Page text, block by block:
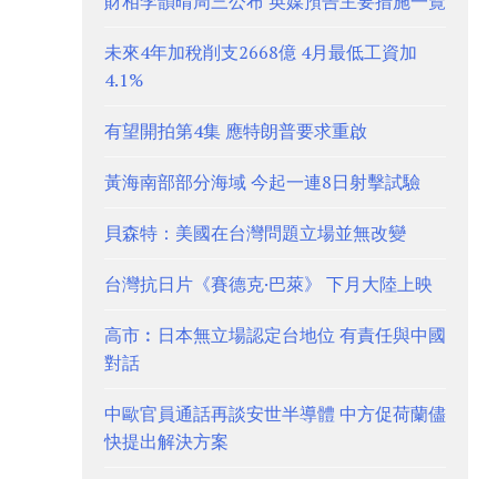
未來4年加稅削支2668億 4月最低工資加
4.1%
有望開拍第4集 應特朗普要求重啟
黃海南部部分海域 今起一連8日射擊試驗
貝森特：美國在台灣問題立場並無改變
台灣抗日片《賽德克·巴萊》 下月大陸上映
高市︰日本無立場認定台地位 有責任與中國
對話
中歐官員通話再談安世半導體 中方促荷蘭儘
快提出解決方案